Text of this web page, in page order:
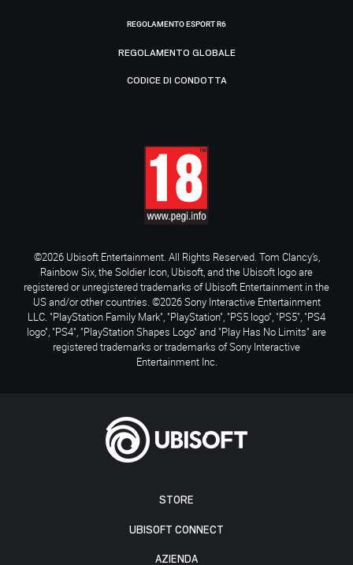
STORE
UBISOFT CONNECT
AZIENDA
REGOLAMENTO ESPORT R6
REGOLAMENTO GLOBALE
CODICE DI CONDOTTA
©2026 Ubisoft Entertainment. All Rights Reserved. Tom Clancy’s,
Rainbow Six, the Soldier Icon, Ubisoft, and the Ubisoft logo are
registered or unregistered trademarks of Ubisoft Entertainment in the
US and/or other countries. ©2026 Sony Interactive Entertainment
LLC. "PlayStation Family Mark", "PlayStation", "PS5 logo", "PS5", "PS4
logo", "PS4", "PlayStation Shapes Logo" and "Play Has No Limits" are
registered trademarks or trademarks of Sony Interactive
Entertainment Inc.